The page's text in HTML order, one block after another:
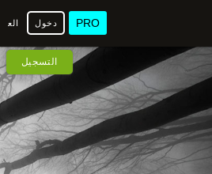
PRO دخول
التسجيل